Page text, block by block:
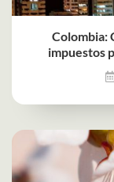
Colombia:
impuestos